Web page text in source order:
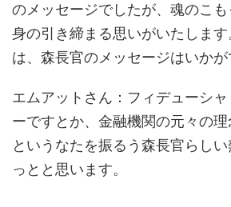
のメッセージでしたが、魂のこ
身の引き締まる思いがいたしま
は、森長官のメッセージはいかが
エムアットさん：フィデューシ
ーですとか、金融機関の元々の
というなたを振るう森長官らし
っとと思います。